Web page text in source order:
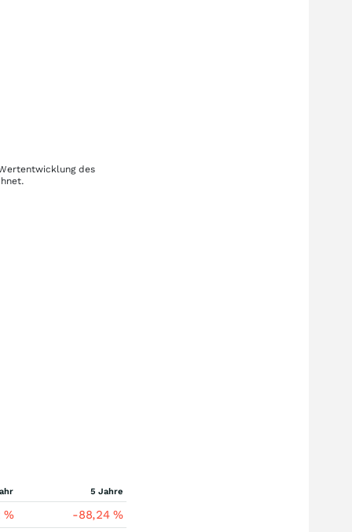
des
5 Jahre
% -88,24%